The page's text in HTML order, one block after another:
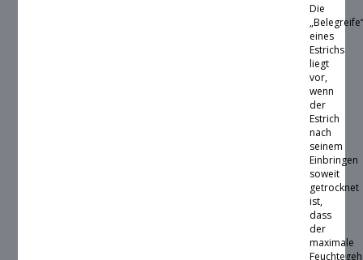
Die
eines
Estrichs
liegt
vor,
wenn
der
Estrich
nach
seinem
Einbringen
soweit
getrocknet
ist,
dass
der
maximale